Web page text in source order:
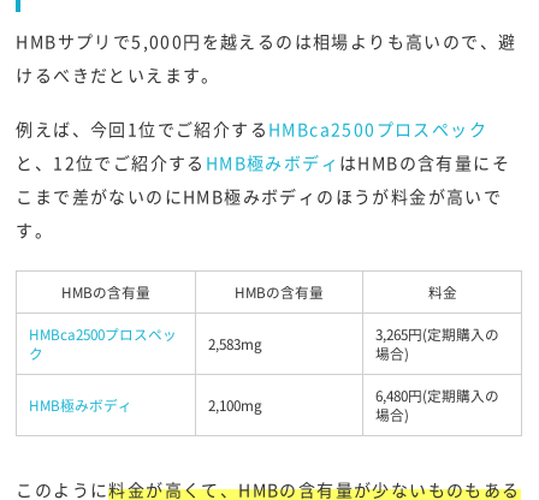
HMBサプリで5,000円を越えるのは相場よりも高いので、避
けるべきだといえます。
例えば、今回1位でご紹介する HMBca2500プロスペック
と、12位でご紹介する HMB極みボディ はHMBの含有量にそ
こまで差がないのにHMB極みボディのほうが料金が高いで
す。
HMBの含有量 HMBの含有量
料金
HMBca2500プロスペッ
ク
2,583mg
3,265円(定期購入の
場合)
HMB極みボディ 2,100mg
6,480円(定期購入の
場合)
このように料金が高くて、HMBの含有量が少ないものもある